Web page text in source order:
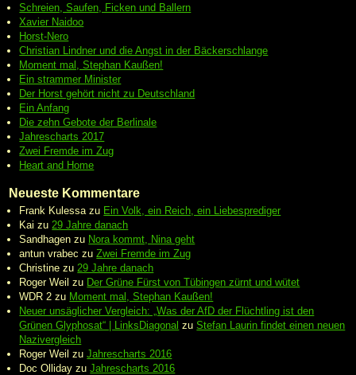
Schreien, Saufen, Ficken und Ballern
Xavier Naidoo
Horst-Nero
Christian Lindner und die Angst in der Bäckerschlange
Moment mal, Stephan Kaußen!
Ein strammer Minister
Der Horst gehört nicht zu Deutschland
Ein Anfang
Die zehn Gebote der Berlinale
Jahrescharts 2017
Zwei Fremde im Zug
Heart and Home
Neueste Kommentare
Frank Kulessa zu Ein Volk, ein Reich, ein Liebesprediger
Kai zu 29 Jahre danach
Sandhagen zu Nora kommt, Nina geht
antun vrabec zuZwei Fremde im Zug
Christine zu 29 Jahre danach
Roger Weil zu Der Grüne Fürst von Tübingen zürnt und wütet
WDR 2 zu Moment mal, Stephan Kaußen!
Neuer unsäglicher Vergleich: „Was der AfD der Flüchtling ist den
Grünen Glyphosat“ | LinksDiagonal zuStefan Laurin findet einen neuen
Nazivergleich
Roger Weil zuJahrescharts 2016
Doc Olliday zuJahrescharts 2016